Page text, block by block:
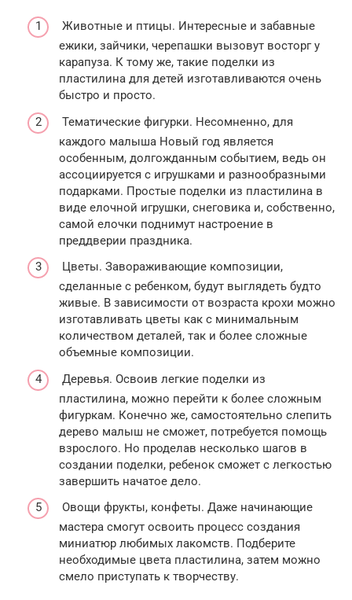
Животные и птицы. Интересные и забавные
ежики, зайчики, черепашки вызовут восторг у
карапуза. К тому же, такие поделки из
пластилина для детей изготавливаются очень
быстро и просто.
Тематические фигурки. Несомненно, для
каждого малыша Новый год является
особенным, долгожданным событием, ведь он
ассоциируется с игрушками и разнообразными
подарками. Простые поделки из пластилина в
виде елочной игрушки, снеговика и, собственно,
самой елочки поднимут настроение в
преддверии праздника.
Цветы. Завораживающие композиции,
сделанные с ребенком, будут выглядеть будто
живые. В зависимости от возраста крохи можно
изготавливать цветы как с минимальным
количеством деталей, так и более сложные
объемные композиции.
Деревья. Освоив легкие поделки из
пластилина, можно перейти к более сложным
фигуркам. Конечно же, самостоятельно слепить
дерево малыш не сможет, потребуется помощь
взрослого. Но проделав несколько шагов в
создании поделки, ребенок сможет с легкостью
завершить начатое дело.
Овощи фрукты, конфеты. Даже начинающие
мастера смогут освоить процесс создания
миниатюр любимых лакомств. Подберите
необходимые цвета пластилина, затем можно
смело приступать к творчеству.